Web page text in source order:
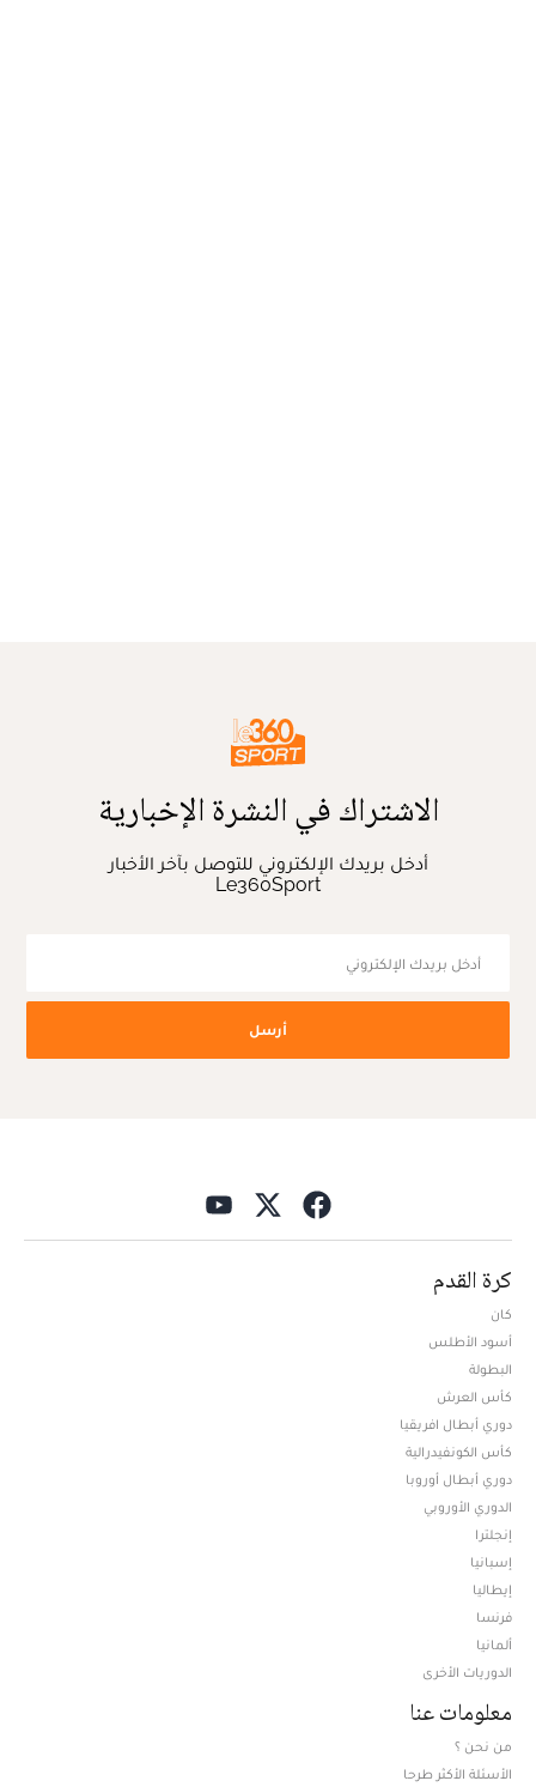
الاشتراك في النشرة الإخبارية
أدخل بريدك الإلكتروني للتوصل بآخر الأخبار
Le360Sport
أرسل
كرة القدم
كان
أسود الأطلس
البطولة
كأس العرش
دوري أبطال افريقيا
كأس الكونفيدرالية
دوري أبطال أوروبا
الدوري الأوروبي
إنجلترا
إسبانيا
إيطاليا
فرنسا
ألمانيا
الدوريات الأخرى
معلومات عنا
من نحن ؟
الأسئلة الأكثر طرحا